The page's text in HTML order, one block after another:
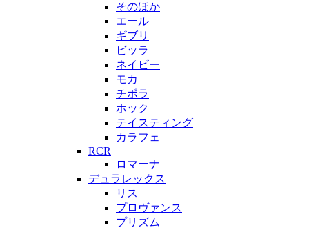
そのほか
エール
ギブリ
ビッラ
ネイビー
モカ
チポラ
ホック
テイスティング
カラフェ
RCR
ロマーナ
デュラレックス
リス
プロヴァンス
プリズム